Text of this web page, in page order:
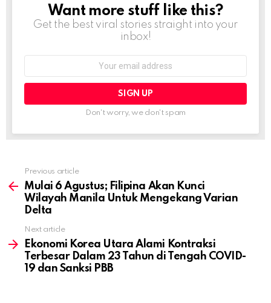
NEWSLETTER
Want more stuff like this?
Get the best viral stories straight into your
inbox!
Don't worry, we don't spam
more
Previous article
Mulai 6 Agustus; Filipina Akan Kunci
Wilayah Manila Untuk Mengekang Varian
Delta
Next article
Ekonomi Korea Utara Alami Kontraksi
Terbesar Dalam 23 Tahun di Tengah COVID-
19 dan Sanksi PBB